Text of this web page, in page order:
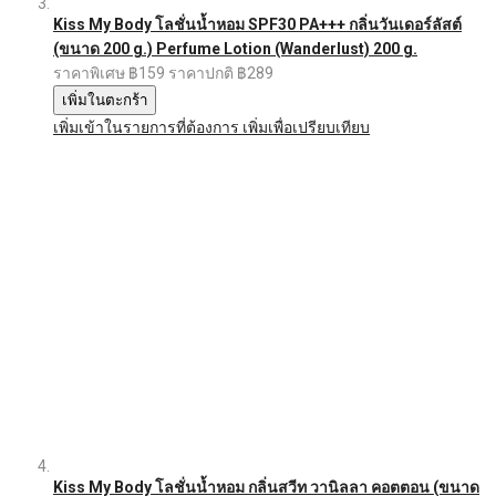
Kiss My Body โลชั่นน้ำหอม SPF30 PA+++ กลิ่นวันเดอร์ลัสต์
(ขนาด 200 g.) Perfume Lotion (Wanderlust) 200 g.
ราคาพิเศษ ฿159 ราคาปกติ ฿289
เพิ่มในตะกร้า
เพิ่มเข้าในรายการที่ต้องการ เพิ่มเพื่อเปรียบเทียบ
Kiss My Body โลชั่นน้ำหอม กลิ่นสวีท วานิลลา คอตตอน (ขนาด